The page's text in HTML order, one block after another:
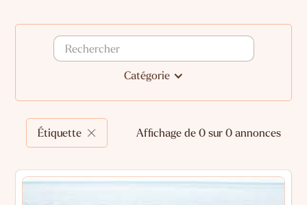
Catégorie
Étiquette Affichage de 0 sur 0 annonces